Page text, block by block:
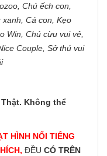
Chú ếch con,
Cá con, Kẹo
Win, Chú cừu vui vẻ,
Couple, Sở thú vui
Không thể
HÌNH NỔI TIẾNG
ĐỀU CÓ TRÊN